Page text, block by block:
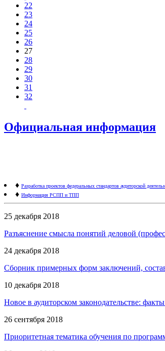
22
23
24
25
26
27
28
29
30
31
32
Официальная информация
♦ Разработка проектов федеральных стандартов аудиторской
♦ Информация РСПП и ТПП
25 декабря 2018
Разъяснение смысла понятий деловой
24 декабря 2018
Сборник примерных форм заключений,
10 декабря 2018
Новое в аудиторском законодательстве:
26 сентября 2018
Приоритетная тематика обучения по